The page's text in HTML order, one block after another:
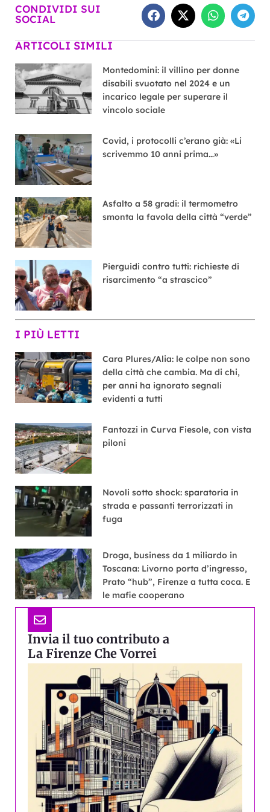
CONDIVIDI SUI
SOCIAL
ARTICOLI SIMILI
Montedomini: il villino per donne
disabili svuotato nel 2024 e un
incarico legale per superare il
vincolo sociale
Covid, i protocolli c’erano già: «Li
scrivemmo 10 anni prima…»
Asfalto a 58 gradi: il termometro
smonta la favola della città “verde”
Pierguidi contro tutti: richieste di
risarcimento “a strascico”
I PIÙ LETTI
Cara Plures/Alia: le colpe non sono
della città che cambia. Ma di chi,
per anni ha ignorato segnali
evidenti a tutti
Fantozzi in Curva Fiesole, con vista
piloni
Novoli sotto shock: sparatoria in
strada e passanti terrorizzati in
fuga
Droga, business da 1 miliardo in
Toscana: Livorno porta d’ingresso,
Prato “hub”, Firenze a tutta coca. E
le mafie cooperano
Invia il tuo contributo a
La Firenze Che Vorrei